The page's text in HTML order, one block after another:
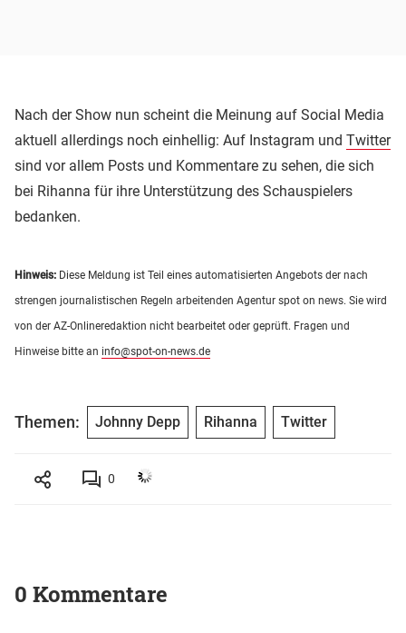
Nach der Show nun scheint die Meinung auf Social Media
aktuell allerdings noch einhellig: Auf Instagram und Twitter
sind vor allem Posts und Kommentare zu sehen, die sich
bei Rihanna für ihre Unterstützung des Schauspielers
bedanken.
Hinweis: Diese Meldung ist Teil eines automatisierten Angebots der nach
strengen journalistischen Regeln arbeitenden Agentur spot on news. Sie wird
von der AZ-Onlineredaktion nicht bearbeitet oder geprüft. Fragen und
Hinweise bitte an info@spot-on-news.de
Themen: Johnny Depp Rihanna Twitter
0
0 Kommentare